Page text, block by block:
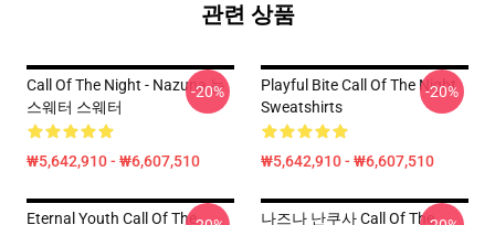
관련 상품
Call Of The Night - Nazuna 눈
스웨터 스웨터
₩5,642,910 - ₩6,607,510
-20%
Playful Bite Call Of The Night
Sweatshirts
₩5,642,910 - ₩6,607,510
-20%
Eternal Youth Call Of The
나즈나 난쿠사 Call Of The